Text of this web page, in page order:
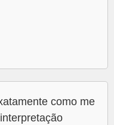
como me